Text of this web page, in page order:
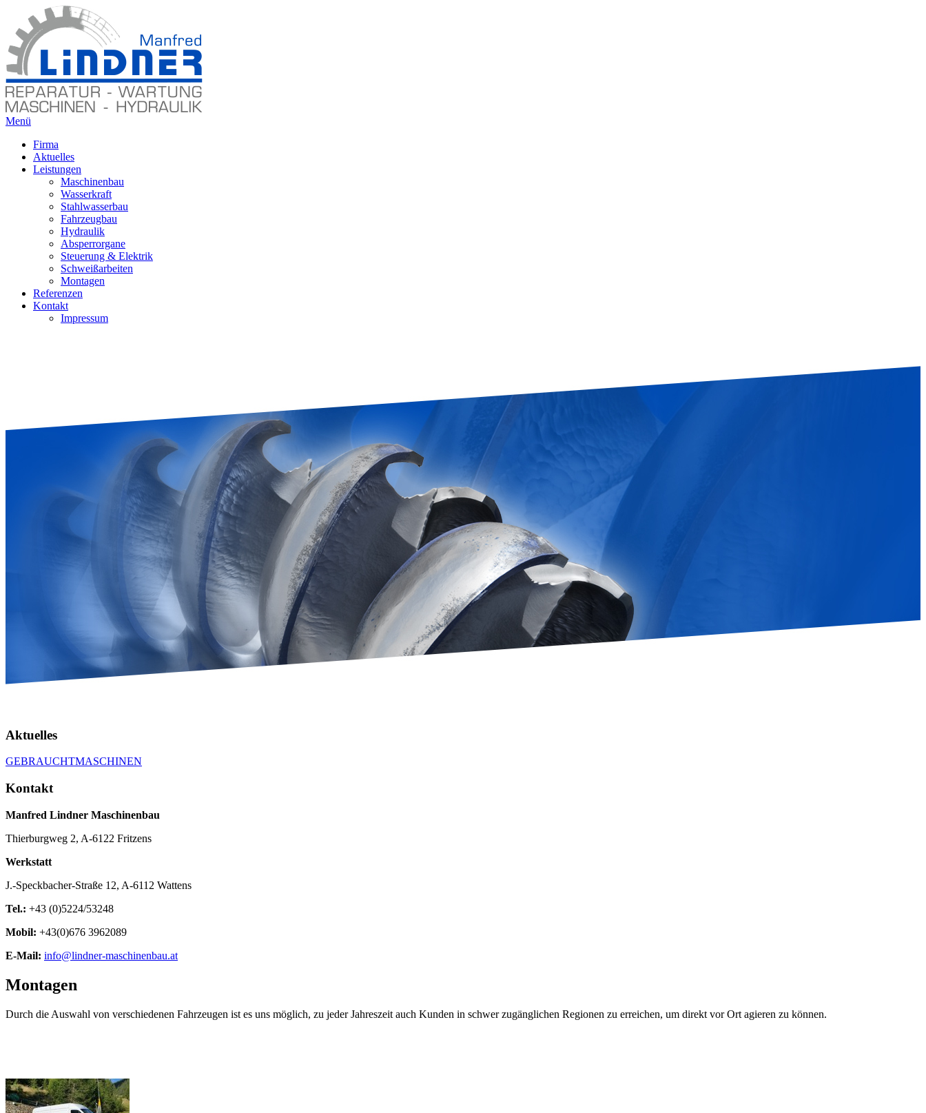
Menü
Firma
Aktuelles
Leistungen
Maschinenbau
Wasserkraft
Stahlwasserbau
Fahrzeugbau
Hydraulik
Absperrorgane
Steuerung & Elektrik
Schweißarbeiten
Montagen
Referenzen
Kontakt
Impressum
Aktuelles
GEBRAUCHTMASCHINEN
Kontakt
Manfred Lindner Maschinenbau
Thierburgweg 2, A-6122 Fritzens
Werkstatt
J.-Speckbacher-Straße 12, A-6112 Wattens
Tel.: +43 (0)5224/53248
Mobil: +43(0)676 3962089
E-Mail: info@lindner-maschinenbau.at
Montagen
Durch die Auswahl von verschiedenen Fahrzeugen ist es uns möglich, zu jeder Jahreszeit auch Kunden in schwer zugänglichen Regionen zu erreichen, um direkt vor Ort agieren zu können.